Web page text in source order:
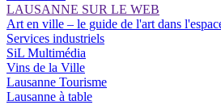
LAUSANNE SUR LE WEB
Art en ville – le guide de l'art dans
Services industriels
SiL Multimédia
Vins de la Ville
Lausanne Tourisme
Lausanne à table